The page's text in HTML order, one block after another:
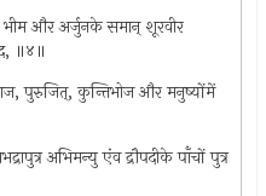
और अर्जुनके समान् शूरवीर
॥४॥
पुरुजित्, कुन्तिभोज और मनुष्योंमें
अभिमन्यु एंव द्रौपदीके पाँचों पुत्र